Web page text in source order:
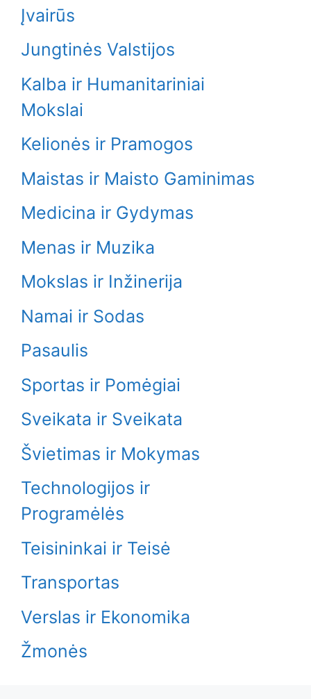
Įvairūs
Jungtinės Valstijos
Kalba ir Humanitariniai
Mokslai
Kelionės ir Pramogos
Maistas ir Maisto Gaminimas
Medicina ir Gydymas
Menas ir Muzika
Mokslas ir Inžinerija
Namai ir Sodas
Pasaulis
Sportas ir Pomėgiai
Sveikata ir Sveikata
Švietimas ir Mokymas
Technologijos ir
Programėlės
Teisininkai ir Teisė
Transportas
Verslas ir Ekonomika
Žmonės